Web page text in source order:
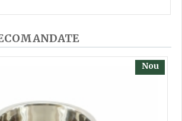
și scrieți părerea dvs. Pentru
părerea trebuie să fiți înregistrat.
Nou